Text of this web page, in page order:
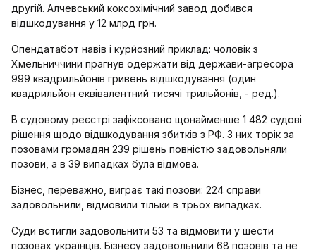
другій. Алчевський коксохімічний завод добився
відшкодування у 12 млрд грн.
Опендатабот навів і курйозний приклад: чоловік з
Хмельниччини прагнув одержати від держави-агресора
999 квадрильйонів гривень відшкодування (один
квадрильйон еквівалентний тисячі трильйонів, - ред.).
В судовому реєстрі зафіксовано щонайменше 1 482 судові
рішення щодо відшкодування збитків з РФ. З них торік за
позовами громадян 239 рішень повністю задовольняли
позови, а в 39 випадках була відмова.
Бізнес, переважно, виграє такі позови: 224 справи
задовольнили, відмовили тільки в трьох випадках.
Суди встигли задовольнити 53 та відмовити у шести
позовах українців. Бізнесу задовольнили 68 позовів та не